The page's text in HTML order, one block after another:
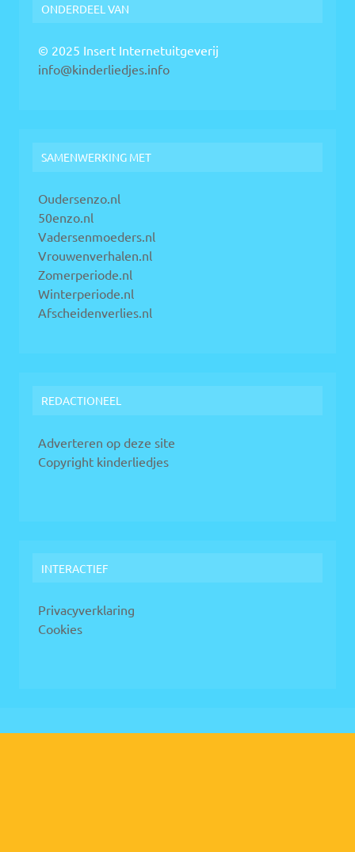
ONDERDEEL VAN
© 2025 Insert Internetuitgeverij
info@kinderliedjes.info
SAMENWERKING MET
Oudersenzo.nl
50enzo.nl
Vadersenmoeders.nl
Vrouwenverhalen.nl
Zomerperiode.nl
Winterperiode.nl
Afscheidenverlies.nl
REDACTIONEEL
Adverteren op deze site
Copyright kinderliedjes
INTERACTIEF
Privacyverklaring
Cookies